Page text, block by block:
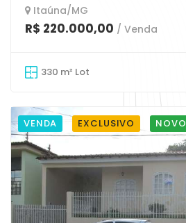
Itaúna/MG
R$ 220.000,00 / Venda
330 m² Lot
VENDA EXCLUSIVO NOVO